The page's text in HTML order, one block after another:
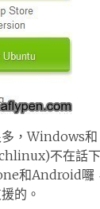
，Windows和
不在話下
和Android囉
的。